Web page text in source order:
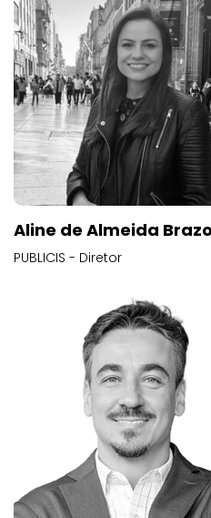
Aline de Almeida
PUBLICIS - Diretor